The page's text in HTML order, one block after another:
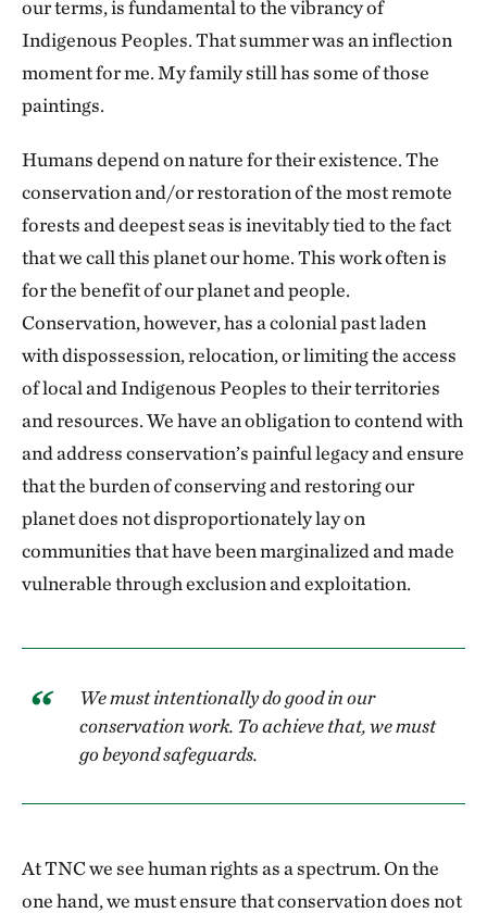
communities.
Therefore, it is essential to adopt conservation
based on respect for human rights. Safeguards
play a central role in this process, ensuring that
each step—from the conception of a project to
its execution and monitoring—respects the free,
prior and informed consent of impacted
communities.
Since 2017, TNC has sought to implement
significant changes to guide its actions based on
human rights and safeguards. Among the
milestones of this journey are tools such as the
Guide for Integrating Gender in Projects and
the Guide for Indigenous- and Community-Led
Conservation. This commitment was
formalized with the approval of the Human
Rights Responsibility Policy in 2022,
Integrating human rights into conservation is
not only an ethical issue, but also essential to
our terms, is fundamental to the vibrancy of
Indigenous Peoples. That summer was an inflection
moment for me. My family still has some of those
paintings.
Humans depend on nature for their existence. The
conservation and/or restoration of the most remote
forests and deepest seas is inevitably tied to the fact
that we call this planet our home. This work often is
for the benefit of our planet and people.
Conservation, however, has a colonial past laden
with dispossession, relocation, or limiting the access
of local and Indigenous Peoples to their territories
and resources. We have an obligation to contend with
and address conservation’s painful legacy and ensure
that the burden of conserving and restoring our
planet does not disproportionately lay on
communities that have been marginalized and made
vulnerable through exclusion and exploitation.
We must intentionally do good in our
conservation work. To achieve that, we must
go beyond safeguards.
At TNC we see human rights as a spectrum. On the
one hand, we must ensure that conservation does not